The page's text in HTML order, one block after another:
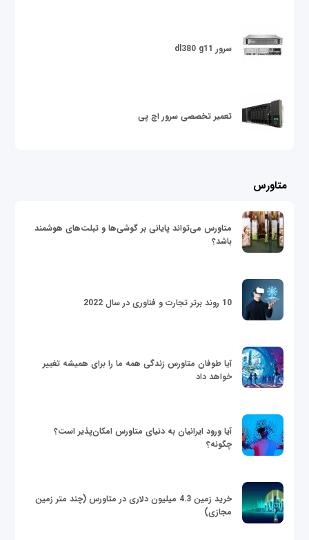
سرور dl380 g11
تعمیر تخصصی سرور اچ پی
متاورس
متاورس می‌تواند پایانی بر گوشی‌ها و تبلت‌های هوشمند
باشد؟
10 روند برتر تجارت و فناوری در سال 2022
آیا طوفان متاورس زندگی همه ما را برای همیشه تغییر
خواهد داد
آیا ورود ایرانیان به دنیای متاورس امکان‌پذیر است؟
چگونه؟
خرید زمین 4.3 میلیون دلاری در متاورس (چند متر زمین
مجازی)